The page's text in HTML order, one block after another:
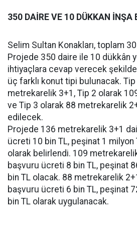
350 DAİRE VE 10 DÜKKAN İNŞA
Selim Sultan Konakları, toplam
Projede 350 daire ile 10 dükkân
ihtiyaçlara cevap verecek
üç farklı konut tipi bulunacak.
metrekarelik 3+1, Tip 2 olarak
ve Tip 3 olarak 88 metrekarelik
edilecek.
Projede 136 metrekarelik 3+1
ücreti 10 bin TL, peşinat 1 milyon
olarak belirlendi. 109
başvuru ücreti 8 bin TL, peşinat
bin TL olacak. 88 metrekarelik
başvuru ücreti 6 bin TL, peşinat
bin TL olarak uygulanacak.